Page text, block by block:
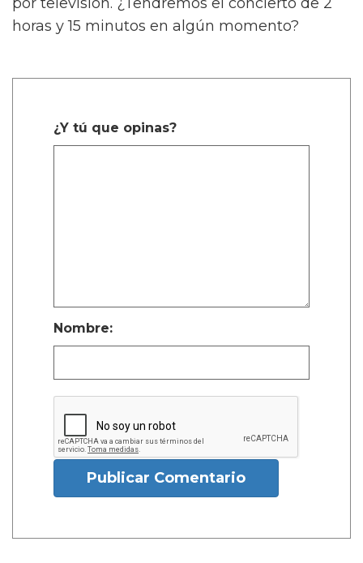
horas y 15 minutos en algún momento?
¿Y tú que opinas?
Nombre:
Publicar Comentario